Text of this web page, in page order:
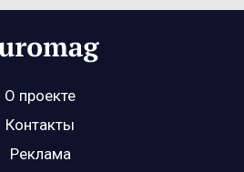
О проекте
Контакты
Реклама